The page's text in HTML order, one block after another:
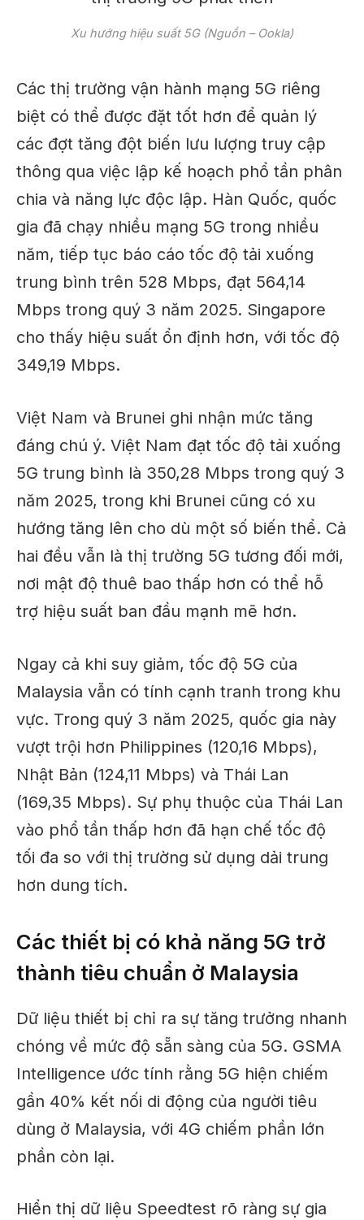
Xu hướng hiệu suất 5G (Nguồn – Ookla)
Các thị trường vận hành mạng 5G riêng
biệt có thể được đặt tốt hơn để quản lý
các đợt tăng đột biến lưu lượng truy cập
thông qua việc lập kế hoạch phổ tần phân
chia và năng lực độc lập. Hàn Quốc, quốc
gia đã chạy nhiều mạng 5G trong nhiều
năm, tiếp tục báo cáo tốc độ tải xuống
trung bình trên 528 Mbps, đạt 564,14
Mbps trong quý 3 năm 2025. Singapore
cho thấy hiệu suất ổn định hơn, với tốc độ
349,19 Mbps.
Việt Nam và Brunei ghi nhận mức tăng
đáng chú ý. Việt Nam đạt tốc độ tải xuống
5G trung bình là 350,28 Mbps trong quý 3
năm 2025, trong khi Brunei cũng có xu
hướng tăng lên cho dù một số biến thể. Cả
hai đều vẫn là thị trường 5G tương đối mới,
nơi mật độ thuê bao thấp hơn có thể hỗ
trợ hiệu suất ban đầu mạnh mẽ hơn.
Ngay cả khi suy giảm, tốc độ 5G của
Malaysia vẫn có tính cạnh tranh trong khu
vực. Trong quý 3 năm 2025, quốc gia này
vượt trội hơn Philippines (120,16 Mbps),
Nhật Bản (124,11 Mbps) và Thái Lan
(169,35 Mbps). Sự phụ thuộc của Thái Lan
vào phổ tần thấp hơn đã hạn chế tốc độ
tối đa so với thị trường sử dụng dải trung
hơn dung tích.
Các thiết bị có khả năng 5G trở
thành tiêu chuẩn ở Malaysia
Dữ liệu thiết bị chỉ ra sự tăng trưởng nhanh
chóng về mức độ sẵn sàng của 5G. GSMA
Intelligence ước tính rằng 5G hiện chiếm
gần 40% kết nối di động của người tiêu
dùng ở Malaysia, với 4G chiếm phần lớn
phần còn lại.
Hiển thị dữ liệu Speedtest rõ ràng sự gia